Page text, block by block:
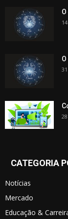
CATEGORIA
Notícias
Mercado
Educação &